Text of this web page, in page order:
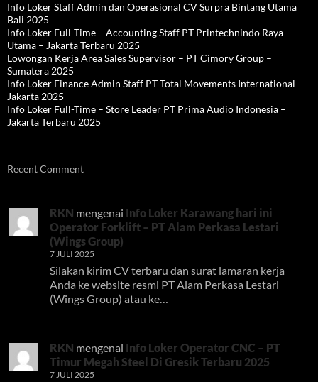
Info Loker Staff Admin dan Operasional CV Surpra Bintang Utama
Bali 2025
Info Loker Full-Time – Accounting Staff PT Printechnindo Raya
Utama – Jakarta Terbaru 2025
Lowongan Kerja Area Sales Supervisor – PT Cimory Group –
Sumatera 2025
Info Loker Finance Admin Staff PT Total Movements International
Jakarta 2025
Info Loker Full-Time – Store Leader PT Prima Audio Indonesia –
Jakarta Terbaru 2025
Recent Comment
RKN mengenai Info Loker Karawang hari ini
Operator Forklift – PT Alam Perkasa Lestari
(Wings Group)
7 JULI 2025
Silakan kirim CV terbaru dan surat lamaran kerja
Anda ke website resmi PT Alam Perkasa Lestari
(Wings Group) atau ke…
RKN mengenai Info Loker Operator CNC – PT
Timur Megah Steel Di Gresik Terbaru 2025
7 JULI 2025